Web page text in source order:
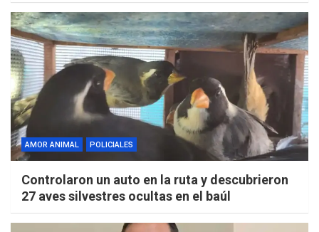
AMOR ANIMAL POLICIALES
Controlaron un auto en la ruta y descubrieron
27 aves silvestres ocultas en el baúl